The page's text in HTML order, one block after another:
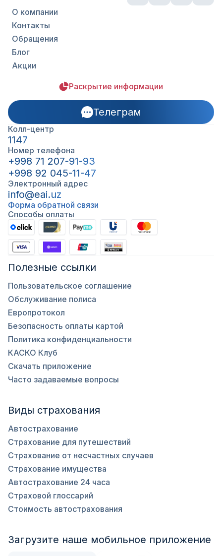
О компании
Контакты
Обращения
Блог
Акции
Раскрытие информации
Телеграм
Колл-центр
1147
Номер телефона
+998 71 207-91-93
+998 92 045-11-47
Электронный адрес
info@eai.uz
Форма обратной связи
Способы оплаты
Полезные ссылки
Пользовательское соглашение
Обслуживание полиса
Европротокол
Безопасность оплаты картой
Политика конфиденциальности
КАСКО Клуб
Скачать приложение
Часто задаваемые вопросы
Виды страхования
Автострахование
Страхование для путешествий
Страхование от несчастных случаев
Страхование имущества
Автострахование 24 часа
Страховой глоссарий
Стоимость автострахования
Загрузите наше мобильное приложение